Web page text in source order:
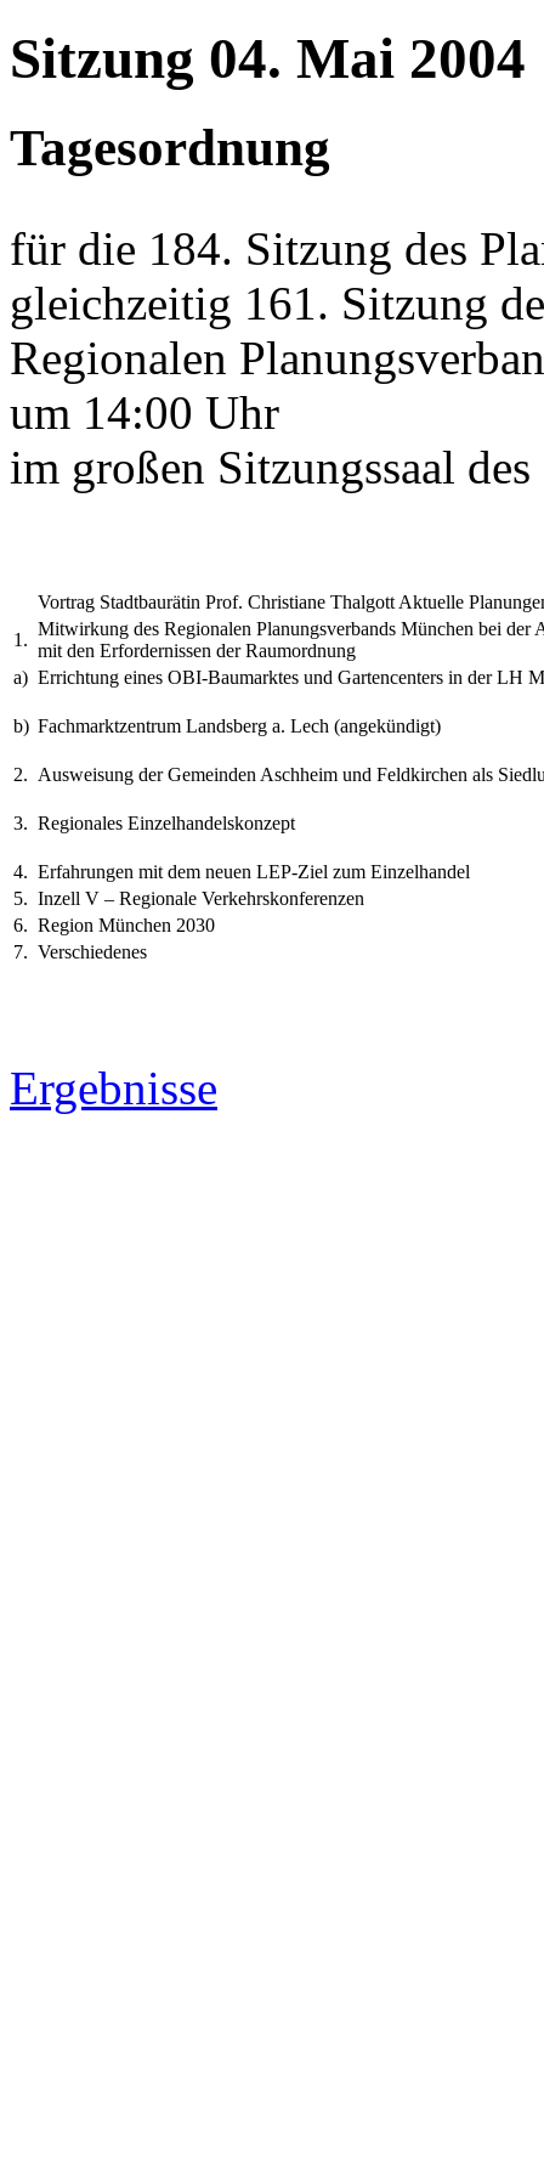
Sitzung 04. Mai 2004
Tagesordnung
für die 184. Sitzung des
gleichzeitig 161. Sitzung
Regionalen
um 14:00 Uhr
im großen Sitzungssaal
Vortrag Stadtbaurätin Prof. Christiane Thalgott Aktuelle
1.
Mitwirkung des Regionalen Planungsverbands München bei der
mit den Erfordernissen der Raumordnung
a) Errichtung eines OBI-Baumarktes und Gartencenters in der LH
b) Fachmarktzentrum Landsberg a. Lech (angekündigt)
2. Ausweisung der Gemeinden Aschheim und Feldkirchen als
3. Regionales Einzelhandelskonzept
4. Erfahrungen mit dem neuen LEP-Ziel zum Einzelhandel
5. Inzell V – Regionale Verkehrskonferenzen
6. Region München 2030
7. Verschiedenes
Ergebnisse